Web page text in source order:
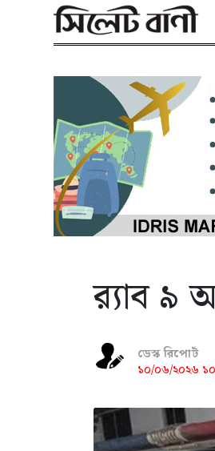
র‍্যাব ৯
ডেস্ক রিপোর্ট
১০/০৬/২০২৬